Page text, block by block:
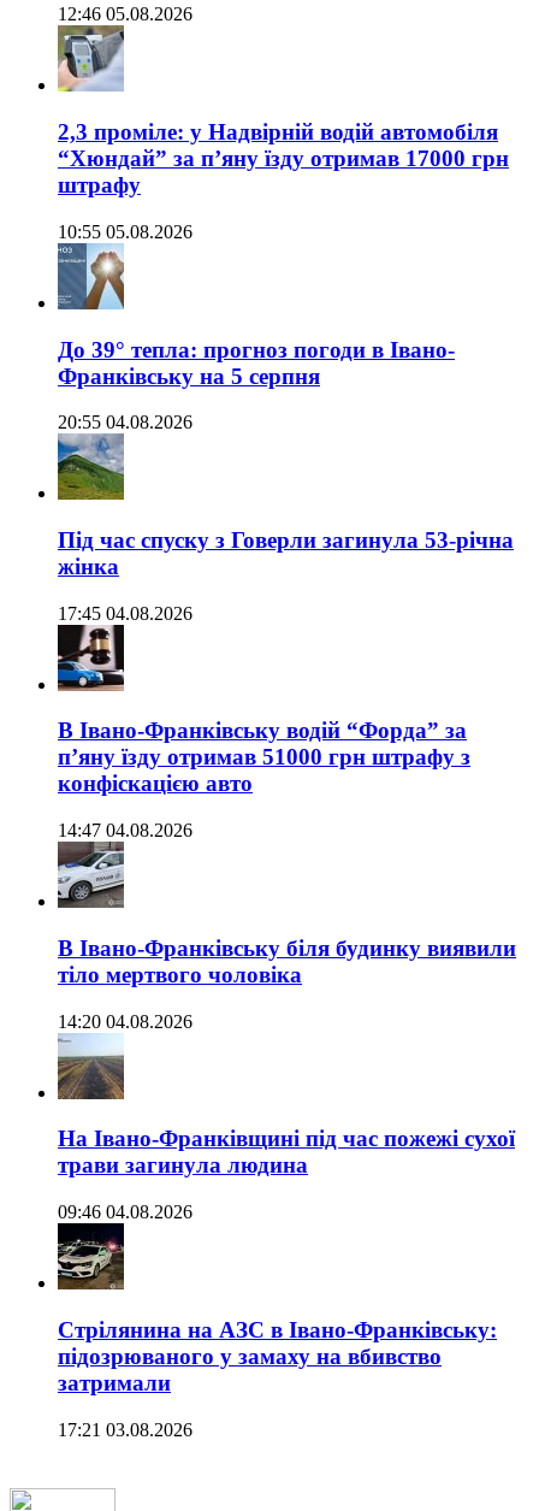
12:46 05.08.2026
2,3 проміле: у Надвірній водій автомобіля
“Хюндай” за п’яну їзду отримав 17000 грн
штрафу
10:55 05.08.2026
До 39° тепла: прогноз погоди в Івано-
Франківську на 5 серпня
20:55 04.08.2026
Під час спуску з Говерли загинула 53-річна
жінка
17:45 04.08.2026
В Івано-Франківську водій “Форда” за
п’яну їзду отримав 51000 грн штрафу з
конфіскацією авто
14:47 04.08.2026
В Івано-Франківську біля будинку виявили
тіло мертвого чоловіка
14:20 04.08.2026
На Івано-Франківщині під час пожежі сухої
трави загинула людина
09:46 04.08.2026
Стрілянина на АЗС в Івано-Франківську:
підозрюваного у замаху на вбивство
затримали
17:21 03.08.2026